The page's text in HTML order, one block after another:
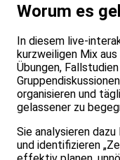
Worum es
In diesem live-
kurzweiligen Mix
Übungen,
organisieren und
gelassener zu
Sie analysieren
und identifizieren